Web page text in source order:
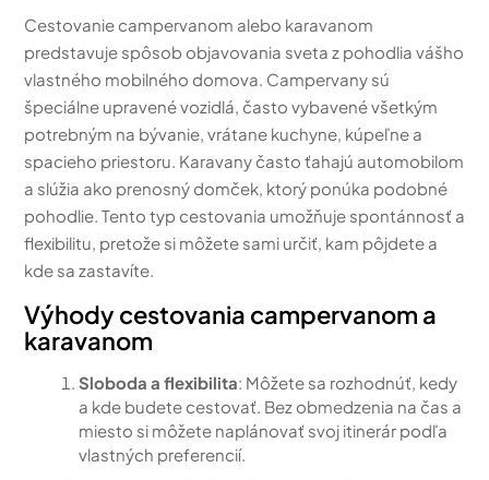
Cestovanie campervanom alebo karavanom
predstavuje spôsob objavovania sveta z pohodlia vášho
vlastného mobilného domova. Campervany sú
špeciálne upravené vozidlá, často vybavené všetkým
potrebným na bývanie, vrátane kuchyne, kúpeľne a
spacieho priestoru. Karavany často ťahajú automobilom
a slúžia ako prenosný domček, ktorý ponúka podobné
pohodlie. Tento typ cestovania umožňuje spontánnosť a
flexibilitu, pretože si môžete sami určiť, kam pôjdete a
kde sa zastavíte.
Výhody cestovania campervanom a
karavanom
Sloboda a flexibilita: Môžete sa rozhodnúť, kedy
a kde budete cestovať. Bez obmedzenia na čas a
miesto si môžete naplánovať svoj itinerár podľa
vlastných preferencií.